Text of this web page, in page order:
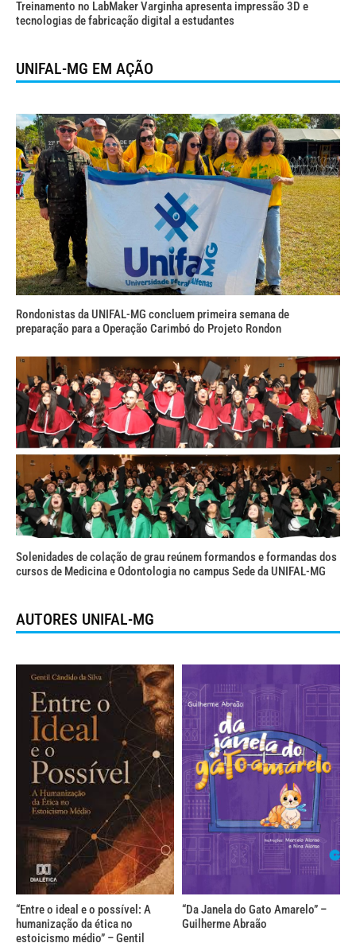
Treinamento no LabMaker Varginha apresenta impressão 3D e
tecnologias de fabricação digital a estudantes
UNIFAL-MG EM AÇÃO
Rondonistas da UNIFAL-MG concluem primeira semana de
preparação para a Operação Carimbó do Projeto Rondon
Solenidades de colação de grau reúnem formandos e formandas dos
cursos de Medicina e Odontologia no campus Sede da UNIFAL-MG
AUTORES UNIFAL-MG
“Entre o ideal e o possível: A
humanização da ética no
estoicismo médio” – Gentil
“Da Janela do Gato Amarelo” –
Guilherme Abraão